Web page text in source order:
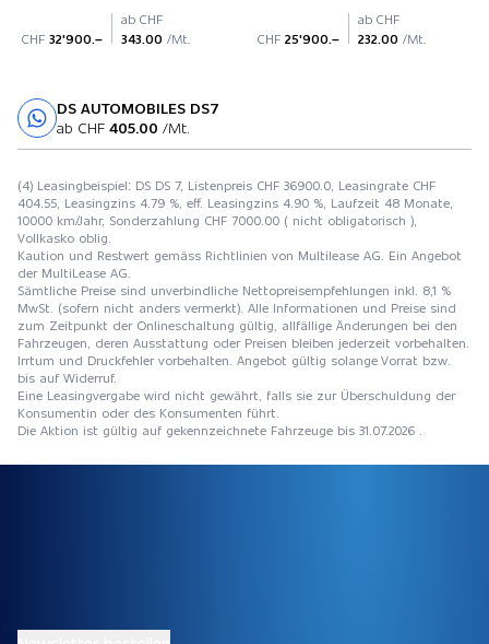
CHF 32'900.–
ab CHF
343.00 /Mt. CHF 25'900.–
ab CHF
232.00 /Mt.
DS AUTOMOBILES DS7
ab CHF 405.00 /Mt.
(4) Leasingbeispiel: DS DS 7, Listenpreis CHF 36900.0, Leasingrate CHF
404.55, Leasingzins 4.79 %, eff. Leasingzins 4.90 %, Laufzeit 48 Monate,
10000 km/Jahr, Sonderzahlung CHF 7000.00 ( nicht obligatorisch ),
Vollkasko oblig.
Kaution und Restwert gemäss Richtlinien von Multilease AG. Ein Angebot
der MultiLease AG.
Sämtliche Preise sind unverbindliche Nettopreisempfehlungen inkl. 8,1 %
MwSt. (sofern nicht anders vermerkt). Alle Informationen und Preise sind
zum Zeitpunkt der Onlineschaltung gültig, allfällige Änderungen bei den
Fahrzeugen, deren Ausstattung oder Preisen bleiben jederzeit vorbehalten.
Irrtum und Druckfehler vorbehalten. Angebot gültig solange Vorrat bzw.
bis auf Widerruf.
Eine Leasingvergabe wird nicht gewährt, falls sie zur Überschuldung der
Konsumentin oder des Konsumenten führt.
Die Aktion ist gültig auf gekennzeichnete Fahrzeuge bis 31.07.2026 .